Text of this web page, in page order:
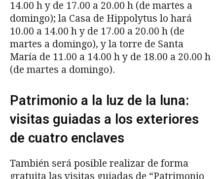
14.00 h y de 17.00 a 20.00 h (de martes a
domingo); la Casa de Hippolytus lo hará
10.00 a 14.00 h y de 17.00 a 20.00 h (de
martes a domingo), y la torre de Santa
María de 11.00 a 14.00 h y de 18.00 a 20.00 h
(de martes a domingo).
Patrimonio a la luz de la luna:
visitas guiadas a los exteriores
de cuatro enclaves
También será posible realizar de forma
gratuita las visitas guiadas de “Patrimonio